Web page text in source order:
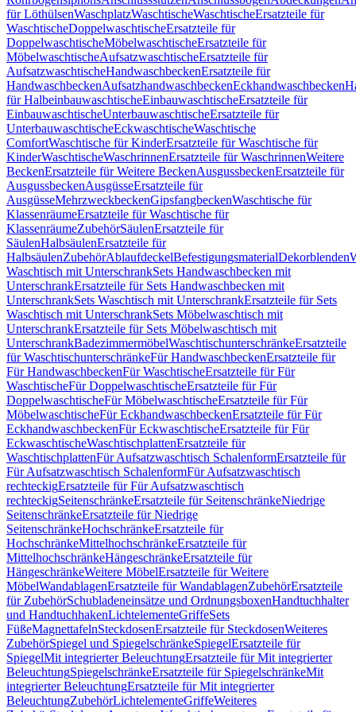
für LöthülsenWaschplatzWaschtischeWaschtischeErsatzteile für
WaschtischeDoppelwaschtischeErsatzteile für
DoppelwaschtischeMöbelwaschtischeErsatzteile für
MöbelwaschtischeAufsatzwaschtischeErsatzteile für
AufsatzwaschtischeHandwaschbeckenErsatzteile für
HandwaschbeckenAufsatzhandwaschbeckenEckhandwaschbecken
für HalbeinbauwaschtischeEinbauwaschtischeErsatzteile für
EinbauwaschtischeUnterbauwaschtischeErsatzteile für
UnterbauwaschtischeEckwaschtischeWaschtische
ComfortWaschtische für KinderErsatzteile für Waschtische für
KinderWaschtischeWaschrinnenErsatzteile für WaschrinnenWeitere
BeckenErsatzteile für Weitere BeckenAusgussbeckenErsatzteile für
AusgussbeckenAusgüsseErsatzteile für
AusgüsseMehrzweckbeckenGipsfangbeckenWaschtische für
KlassenräumeErsatzteile für Waschtische für
KlassenräumeZubehörSäulenErsatzteile für
SäulenHalbsäulenErsatzteile für
HalbsäulenZubehörAblaufdeckelBefestigungsmaterialDekorblenden
Waschtisch mit UnterschrankSets Handwaschbecken mit
UnterschrankErsatzteile für Sets Handwaschbecken mit
UnterschrankSets Waschtisch mit UnterschrankErsatzteile für Sets
Waschtisch mit UnterschrankSets Möbelwaschtisch mit
UnterschrankErsatzteile für Sets Möbelwaschtisch mit
UnterschrankBadezimmermöbelWaschtischunterschränkeErsatzteile
für WaschtischunterschränkeFür HandwaschbeckenErsatzteile für
Für HandwaschbeckenFür WaschtischeErsatzteile für Für
WaschtischeFür DoppelwaschtischeErsatzteile für Für
DoppelwaschtischeFür MöbelwaschtischeErsatzteile für Für
MöbelwaschtischeFür EckhandwaschbeckenErsatzteile für Für
EckhandwaschbeckenFür EckwaschtischeErsatzteile für Für
EckwaschtischeWaschtischplattenErsatzteile für
WaschtischplattenFür Aufsatzwaschtisch SchalenformErsatzteile für
Für Aufsatzwaschtisch SchalenformFür Aufsatzwaschtisch
rechteckigErsatzteile für Für Aufsatzwaschtisch
rechteckigSeitenschränkeErsatzteile für SeitenschränkeNiedrige
SeitenschränkeErsatzteile für Niedrige
SeitenschränkeHochschränkeErsatzteile für
HochschränkeMittelhochschränkeErsatzteile für
MittelhochschränkeHängeschränkeErsatzteile für
HängeschränkeWeitere MöbelErsatzteile für Weitere
MöbelWandablagenErsatzteile für WandablagenZubehörErsatzteile
für ZubehörSchubladeneinsätze und OrdnungsboxenHandtuchhalter
und HandtuchhakenLichtelementeGriffeSets
FüßeMagnettafelnSteckdosenErsatzteile für SteckdosenWeiteres
ZubehörSpiegel und SpiegelschränkeSpiegelErsatzteile für
SpiegelMit integrierter BeleuchtungErsatzteile für Mit integrierter
BeleuchtungSpiegelschränkeErsatzteile für SpiegelschränkeMit
integrierter BeleuchtungErsatzteile für Mit integrierter
BeleuchtungZubehörLichtelementeGriffeWeiteres